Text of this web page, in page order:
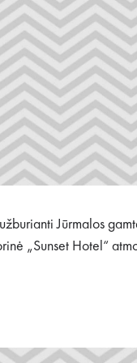
Jūrmalos
„Sunset Hotel“